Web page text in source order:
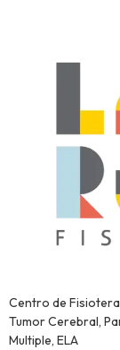
Centro de
Tumor Cerebral,
Multiple, ELA